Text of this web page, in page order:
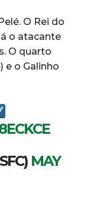
O Rei do
o atacante
O quarto
e o Galinho
MAY